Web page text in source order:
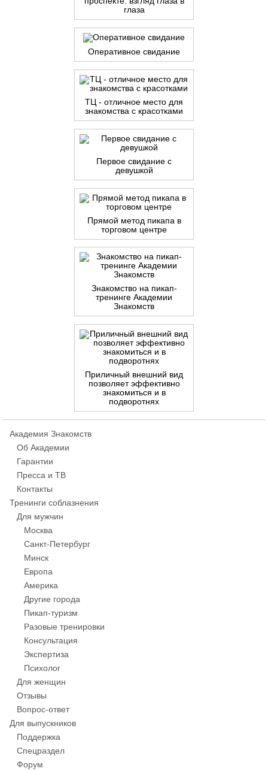
глаза
Оперативное свидание
ТЦ - отличное место для
знакомства с красотками
Первое свидание с
девушкой
Прямой метод пикапа в
торговом центре
Знакомство на пикап-
тренинге Академии
Знакомств
Приличный внешний вид
позволяет эффективно
знакомиться и в
подворотнях
Академия Знакомств
Об Академии
Гарантии
Пресса и ТВ
Контакты
Тренинги соблазнения
Для мужчин
Москва
Санкт-Петербург
Минск
Европа
Америка
Другие города
Пикап-туризм
Разовые тренировки
Консультация
Экспертиза
Психолог
Для женщин
Отзывы
Вопрос-ответ
Для выпускников
Поддержка
Спецраздел
Форум